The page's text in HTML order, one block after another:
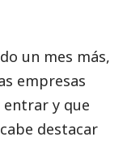
un mes más,
empresas
y que
destacar